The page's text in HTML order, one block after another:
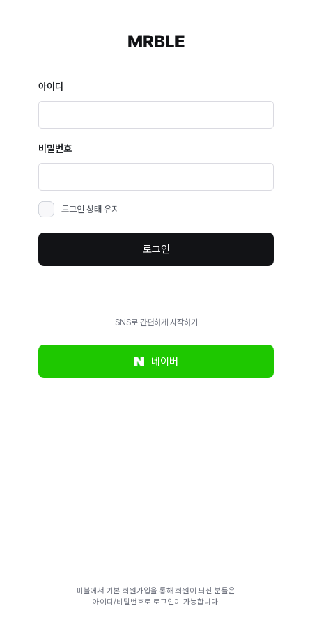
MRBLE
아이디
비밀번호
로그인 상태 유지
로그인
SNS로 간편하게 시작하기
네이버
미블에서 기본 회원가입을 통해 회원이 되신 분들은
아이디/비밀번호로 로그인이 가능합니다.